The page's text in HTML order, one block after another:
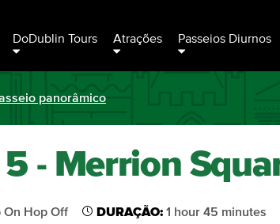
DoDublin Tours Atrações Passeios Diurnos
panorâmico
5 - Merrion
On Hop Off DURAÇÃO: 1 hour 45 minutes